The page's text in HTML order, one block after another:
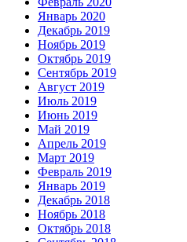
Январь 2020
Декабрь 2019
Ноябрь 2019
Октябрь 2019
Сентябрь 2019
Август 2019
Июль 2019
Июнь 2019
Май 2019
Апрель 2019
Март 2019
Февраль 2019
Январь 2019
Декабрь 2018
Ноябрь 2018
Октябрь 2018